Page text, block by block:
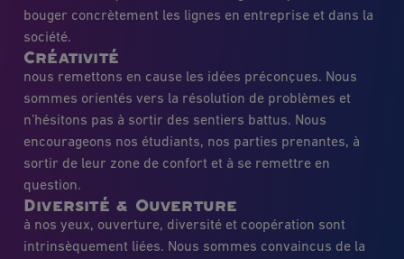
bouger concrètement les lignes en entreprise et dans la
société.
Créativité
nous remettons en cause les idées préconçues. Nous
sommes orientés vers la résolution de problèmes et
n’hésitons pas à sortir des sentiers battus. Nous
encourageons nos étudiants, nos parties prenantes, à
sortir de leur zone de confort et à se remettre en
question.
Diversité & Ouverture
à nos yeux, ouverture, diversité et coopération sont
intrinsèquement liées. Nous sommes convaincus de la